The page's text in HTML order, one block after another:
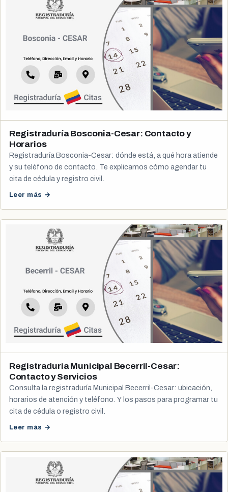
Registraduría Bosconia-Cesar: Contacto y
Horarios
Registraduría Bosconia-Cesar: dónde está, a qué hora atiende
y su teléfono de contacto. Te explicamos cómo agendar tu
cita de cédula y registro civil.
Leer más →
Registraduría Municipal Becerril-Cesar:
Contacto y Servicios
Consulta la registraduría Municipal Becerril-Cesar: ubicación,
horarios de atención y teléfono. Y los pasos para programar tu
cita de cédula o registro civil.
Leer más →